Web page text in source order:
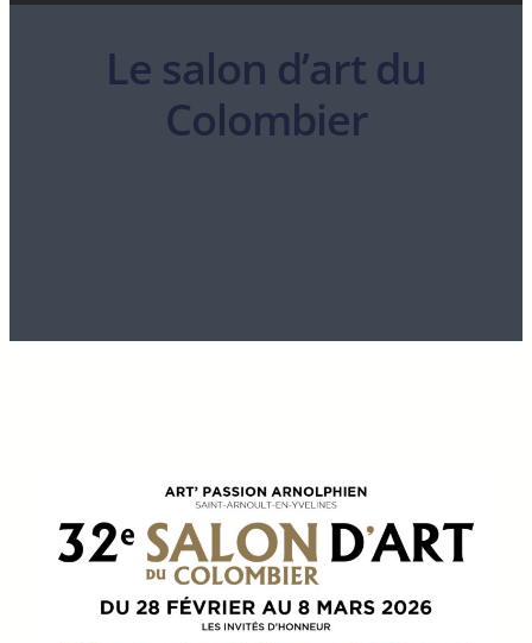
Le salon d’art du
Colombier